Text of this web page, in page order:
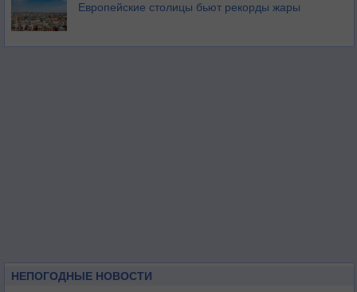
Европейские столицы бьют рекорды жары
НЕПОГОДНЫЕ НОВОСТИ